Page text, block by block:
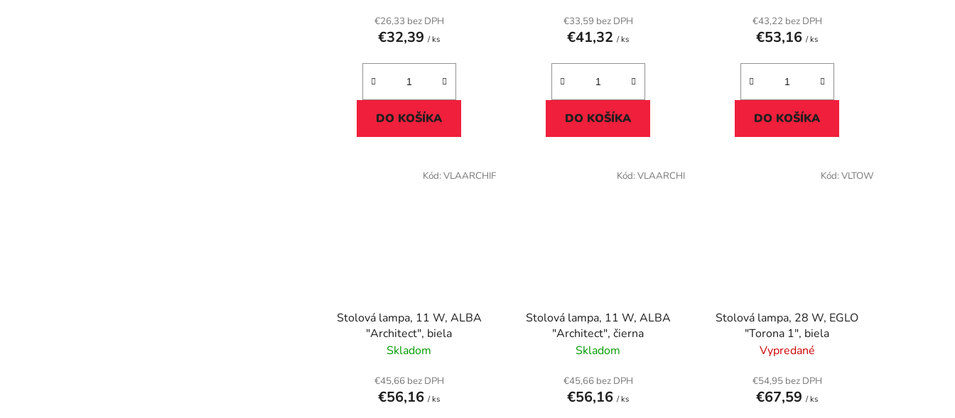
€26,33 bez DPH
€32,39/ ks
DO KOŠÍKA
€33,59 bez DPH
€41,32/ ks
DO KOŠÍKA
€43,22 bez DPH
€53,16/ ks
DO KOŠÍKA
Stolová lampa, 11 W, ALBA
"Architect", biela
Skladom
€45,66 bez DPH
€56,16/ ks
Kód: VLAARCHIF
Stolová lampa, 11 W, ALBA
"Architect", čierna
Skladom
€45,66 bez DPH
€56,16/ ks
Kód: VLAARCHI
Stolová lampa, 28 W, EGLO
"Torona 1", biela
Vypredané
€54,95 bez DPH
€67,59/ ks
Kód: VLTOW